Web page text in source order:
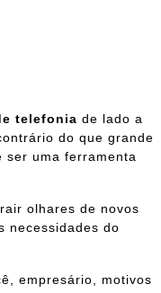
telefonia de lado a
do que grande
ser uma ferramenta
olhares de novos
necessidades do
empresário, motivos